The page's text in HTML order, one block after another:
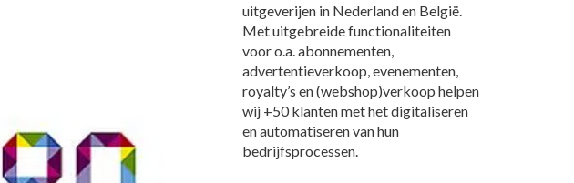
uitgeverijen in Nederland en België.
Met uitgebreide functionaliteiten
voor o.a. abonnementen,
advertentieverkoop, evenementen,
royalty’s en (webshop)verkoop helpen
wij +50 klanten met het digitaliseren
en automatiseren van hun
bedrijfsprocessen.